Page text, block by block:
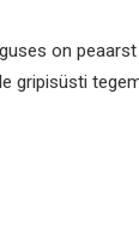
on
gripisüsti